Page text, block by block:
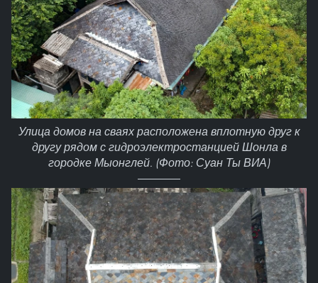
Улица домов на сваях расположена вплотную друг к
другу рядом с гидроэлектростанцией Шонла в
городке Мыонглей. (Фото: Суан Ты ВИА)